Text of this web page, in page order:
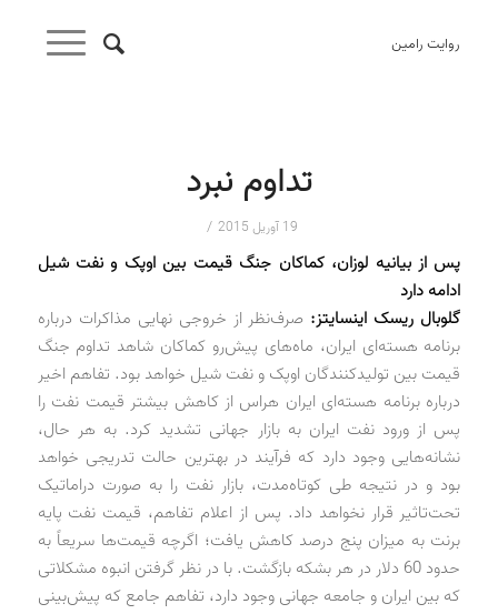
روایت رامین
تداوم نبرد
19 آوریل 2015 /
پس از بیانیه لوزان، کماکان جنگ قیمت بین اوپک و نفت شیل
ادامه دارد
گلوبال ریسک اینسایتز: صرف‌نظر از خروجی نهایی مذاکرات درباره
برنامه هسته‌ای ایران، ماه‌های پیش‌رو کماکان شاهد تداوم جنگ
قیمت بین تولیدکنندگان اوپک و نفت شیل خواهد بود. تفاهم اخیر
درباره برنامه هسته‌ای ایران هراس از کاهش بیشتر قیمت نفت را
پس از ورود نفت ایران به بازار جهانی تشدید کرد. به هر حال،
نشانه‌هایی وجود دارد که فرآیند در بهترین حالت تدریجی خواهد
بود و در نتیجه طی کوتاه‌مدت، بازار نفت را به صورت دراماتیک
تحت‌تاثیر قرار نخواهد داد. پس از اعلام تفاهم، قیمت نفت پایه
برنت به میزان پنج درصد کاهش یافت؛ اگرچه قیمت‌ها سریعاً به
حدود 60 دلار در هر بشکه بازگشت. با در نظر گرفتن انبوه مشکلاتی
که بین ایران و جامعه جهانی وجود دارد، تفاهم جامع که پیش‌بینی